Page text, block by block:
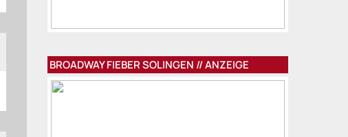
BROADWAY FIEBER SOLINGEN // ANZEIGE